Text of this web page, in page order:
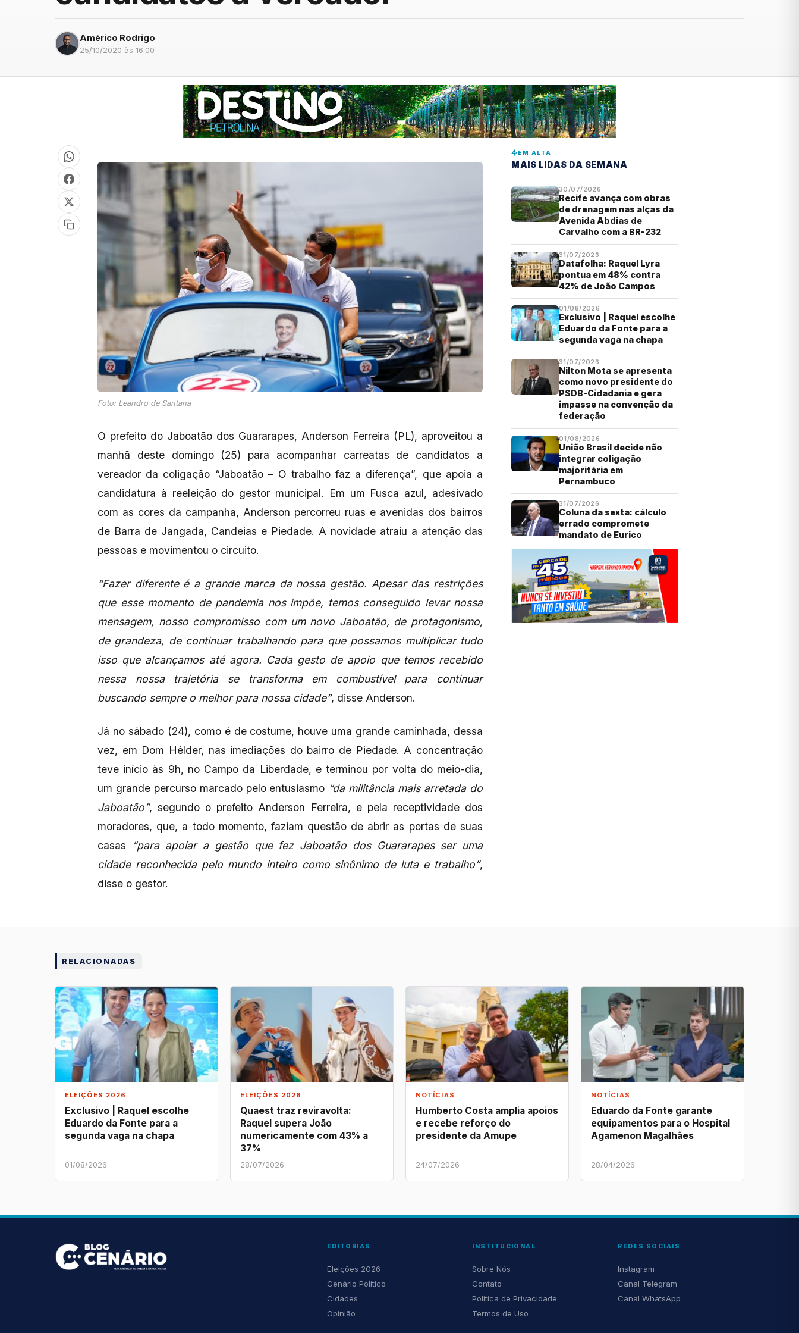
Américo Rodrigo
25/10/2020 às 16:00
Foto: Leandro de Santana
O prefeito do Jaboatão dos Guararapes, Anderson Ferreira (PL), aproveitou a
manhã deste domingo (25) para acompanhar carreatas de candidatos a
vereador da coligação “Jaboatão – O trabalho faz a diferença”, que apoia a
candidatura à reeleição do gestor municipal. Em um Fusca azul, adesivado
com as cores da campanha, Anderson percorreu ruas e avenidas dos bairros
de Barra de Jangada, Candeias e Piedade. A novidade atraiu a atenção das
pessoas e movimentou o circuito.
“Fazer diferente é a grande marca da nossa gestão. Apesar das restrições
que esse momento de pandemia nos impõe, temos conseguido levar nossa
mensagem, nosso compromisso com um novo Jaboatão, de protagonismo,
de grandeza, de continuar trabalhando para que possamos multiplicar tudo
isso que alcançamos até agora. Cada gesto de apoio que temos recebido
nessa nossa trajetória se transforma em combustível para continuar
buscando sempre o melhor para nossa cidade”, disse Anderson.
Já no sábado (24), como é de costume, houve uma grande caminhada, dessa
vez, em Dom Hélder, nas imediações do bairro de Piedade. A concentração
teve início às 9h, no Campo da Liberdade, e terminou por volta do meio-dia,
um grande percurso marcado pelo entusiasmo “da militância mais arretada do
Jaboatão”, segundo o prefeito Anderson Ferreira, e pela receptividade dos
moradores, que, a todo momento, faziam questão de abrir as portas de suas
casas
“para apoiar a gestão que fez Jaboatão dos Guararapes ser uma
cidade reconhecida pelo mundo inteiro como sinônimo de luta e trabalho”,
disse o gestor.
EM ALTA
MAIS LIDAS DA SEMANA
30/07/2026
Recife avança com obras
de drenagem nas alças da
Avenida Abdias de
Carvalho com a BR-232
31/07/2026
Datafolha: Raquel Lyra
pontua em 48% contra
42% de João Campos
01/08/2026
Exclusivo | Raquel escolhe
Eduardo da Fonte para a
segunda vaga na chapa
31/07/2026
Nilton Mota se apresenta
como novo presidente do
PSDB-Cidadania e gera
impasse na convenção da
federação
01/08/2026
União Brasil decide não
integrar coligação
majoritária em
Pernambuco
31/07/2026
Coluna da sexta: cálculo
errado compromete
mandato de Eurico
RELACIONADAS
ELEIÇÕES 2026
Exclusivo | Raquel escolhe
Eduardo da Fonte para a
segunda vaga na chapa
01/08/2026
ELEIÇÕES 2026
Quaest traz reviravolta:
Raquel supera João
numericamente com 43% a
37%
28/07/2026
NOTÍCIAS
Humberto Costa amplia apoios
e recebe reforço do
presidente da Amupe
24/07/2026
NOTÍCIAS
Eduardo da Fonte garante
equipamentos para o Hospital
Agamenon Magalhães
28/04/2026
EDITORIAS
Eleições 2026
Cenário Político
Cidades
Opinião
INSTITUCIONAL
Sobre Nós
Contato
Política de Privacidade
Termos de Uso
REDES SOCIAIS
Instagram
Canal Telegram
Canal WhatsApp